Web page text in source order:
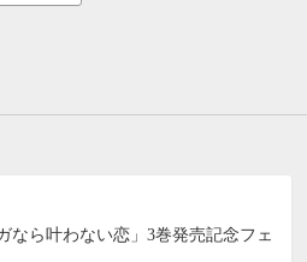
なら叶わない恋」3巻発売記念フェ